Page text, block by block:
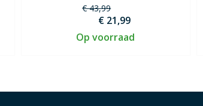
€ 43,99
€ 21,99
Op voorraad